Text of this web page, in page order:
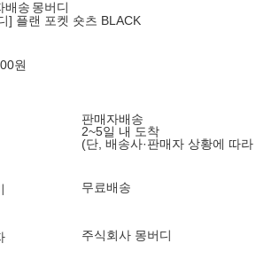
배송 몽버디
] 플랜 포켓 숏츠 BLACK
원
판매자배송
2~5일 내 도착
(단, 배송사·판매자 상황에 따
무료배송
주식회사 몽버디